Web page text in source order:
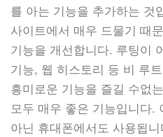
를 아는 기능을 추가하는 것
사이트에서 매우 드물기 때
기능을 개선합니다. 루팅이
기능, 웹 히스토리 등 비 루
흥미로운 기능을 즐길 수없
모두 매우 좋은 기능입니다.
아닌 휴대폰에서도 사용됩